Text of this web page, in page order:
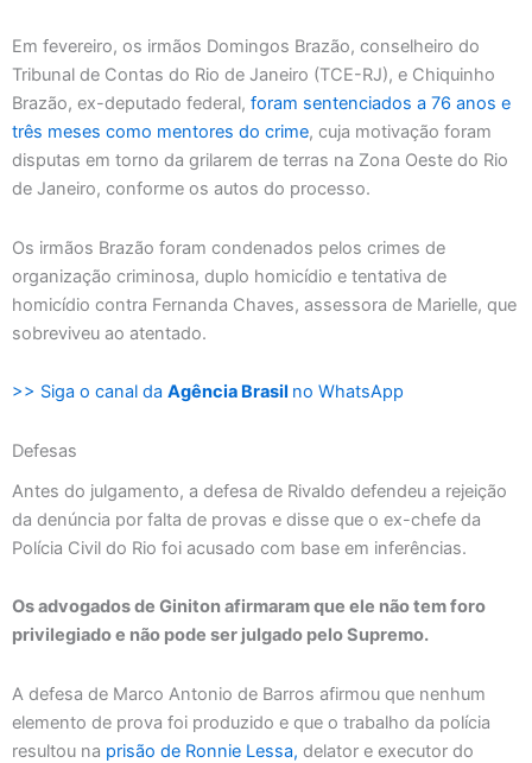
Em fevereiro, os irmãos Domingos Brazão, conselheiro do
Tribunal de Contas do Rio de Janeiro (TCE-RJ), e Chiquinho
Brazão, ex-deputado federal, foram sentenciados a 76 anos e
três meses como mentores do crime, cuja motivação foram
disputas em torno da grilarem de terras na Zona Oeste do Rio
de Janeiro, conforme os autos do processo.
Os irmãos Brazão foram condenados pelos crimes de
organização criminosa, duplo homicídio e tentativa de
homicídio contra Fernanda Chaves, assessora de Marielle, que
sobreviveu ao atentado.
>> Siga o canal da Agência Brasil no WhatsApp
Defesas
Antes do julgamento, a defesa de Rivaldo defendeu a rejeição
da denúncia por falta de provas e disse que o ex-chefe da
Polícia Civil do Rio foi acusado com base em inferências.
Os advogados de Giniton afirmaram que ele não tem foro
privilegiado e não pode ser julgado pelo Supremo.
A defesa de Marco Antonio de Barros afirmou que nenhum
elemento de prova foi produzido e que o trabalho da polícia
resultou na prisão de Ronnie Lessa, delator e executor do